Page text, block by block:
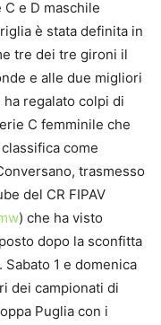
e D maschile
è stata definita in
tre dei tre gironi il
e alle due migliori
ha regalato colpi di
C femminile che
come
trasmesso
del CR FIPAV
) che ha visto
dopo la sconfitta
1 e domenica
dei campionati di
Puglia con i